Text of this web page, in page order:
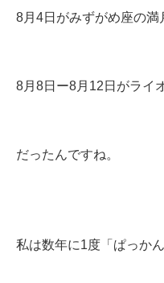
8月4日がみずがめ座の満
8月8日ー8月12日がライ
だったんですね。
私は数年に1度「ぱっかん